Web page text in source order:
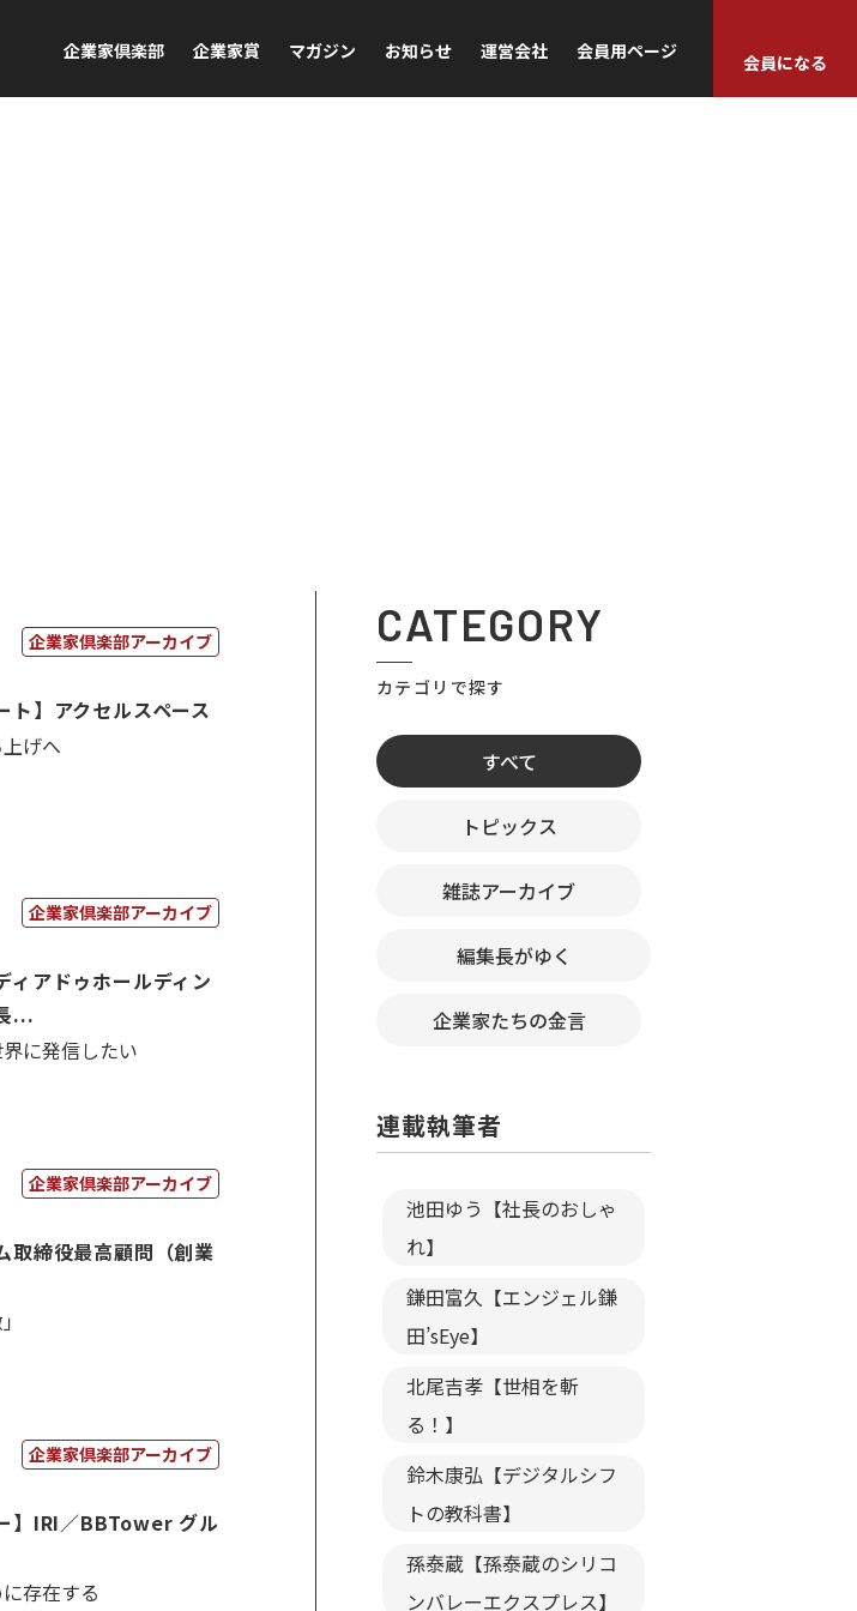
企業家倶楽部 企業家賞 マガジン お知らせ 運営会社 会員用ページ
会員になる
企業家倶楽部アーカイブ
ト】アクセルスペース
げへ
企業家倶楽部アーカイブ
ィアドゥホールディン
...
に発信したい
企業家倶楽部アーカイブ
取締役最高顧問（創業
企業家倶楽部アーカイブ
】IRI／BBTower グル
存在する
CATEGORY
カテゴリで探す
すべて
トピックス
雑誌アーカイブ
編集長がゆく
企業家たちの金言
連載執筆者
池田ゆう【社長のおしゃ
れ】
鎌田富久【エンジェル鎌
田’sEye】
北尾吉孝【世相を斬
る！】
鈴木康弘【デジタルシフ
トの教科書】
孫泰蔵【孫泰蔵のシリコ
ンバレーエクスプレス】